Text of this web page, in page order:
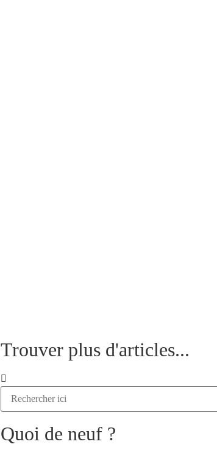
Trouver plus d'articles...
Quoi de neuf ?